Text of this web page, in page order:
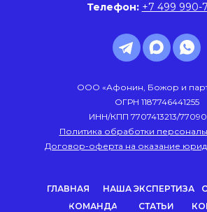
КОМАНДА СТАТЬИ
НАША ЭКСПЕРТИЗА
ГЛАВНАЯ
Телефон: +7 499 990-
ООО «Афонин, Божор и
ОГРН 1187746441255
ИНН/КПП 7707413213/
Политика обработки
Договор-оферта на оказание